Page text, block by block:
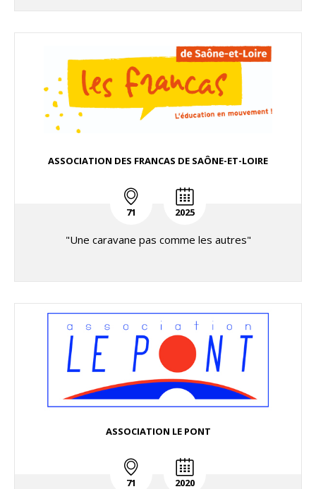
ASSOCIATION DES FRANCAS DE SAÔNE-ET-LOIRE
71 2025
"Une caravane pas comme les autres"
ASSOCIATION LE PONT
71 2020